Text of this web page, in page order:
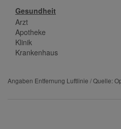
Gesundheit
Arzt
Apotheke
Klinik
Krankenhaus
Angaben Entfernung Luftlinie / Quelle: